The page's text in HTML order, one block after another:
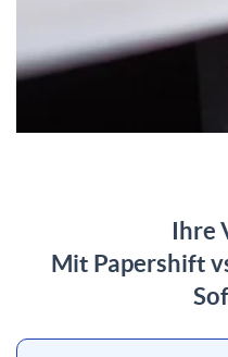
Ihre
Mit Papershift